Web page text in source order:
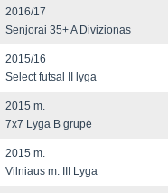
2016/17
Senjorai 35+ A Divizionas
2015/16
Select futsal II lyga
2015 m.
7x7 Lyga B grupė
2015 m.
Vilniaus m. III Lyga